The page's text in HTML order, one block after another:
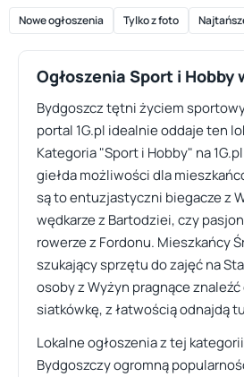
Nowe ogłoszenia Tylko z foto
Ogłoszenia Sport i Hobby
Bydgoszcz tętni życiem
portal 1G.pl idealnie oddaje ten
Kategoria "Sport i Hobby" na
giełda możliwości dla
są to entuzjastyczni biegacze z
wędkarze z Bartodziei, czy
rowerze z Fordonu. Mieszkańcy
szukający sprzętu do zajęć na
osoby z Wyżyn pragnące
siatkówkę, z łatwością odnajdą
Lokalne ogłoszenia z tej
Bydgoszczy ogromną